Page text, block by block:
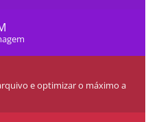
e optimizar o máximo a